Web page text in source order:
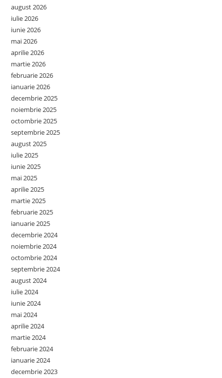
august 2026
iulie 2026
iunie 2026
mai 2026
aprilie 2026
martie 2026
februarie 2026
ianuarie 2026
decembrie 2025
noiembrie 2025
octombrie 2025
septembrie 2025
august 2025
iulie 2025
iunie 2025
mai 2025
aprilie 2025
martie 2025
februarie 2025
ianuarie 2025
decembrie 2024
noiembrie 2024
octombrie 2024
septembrie 2024
august 2024
iulie 2024
iunie 2024
mai 2024
aprilie 2024
martie 2024
februarie 2024
ianuarie 2024
decembrie 2023